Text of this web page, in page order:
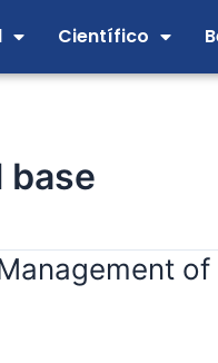
Científico
base